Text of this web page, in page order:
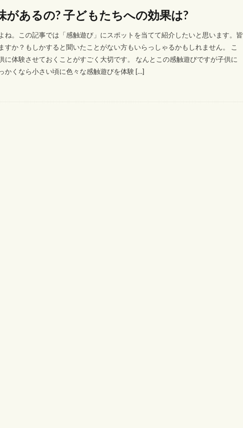
があるの? 子どもたちへの効果は?
ね。この記事では「感触遊び」にスポットを当てて紹介したいと思います。皆
すか？もしかすると聞いたことがない方もいらっしゃるかもしれません。 こ
体験させておくことがすごく大切です。 なんとこの感触遊びですが子供に
かくなら小さい頃に色々な感触遊びを体験 […]